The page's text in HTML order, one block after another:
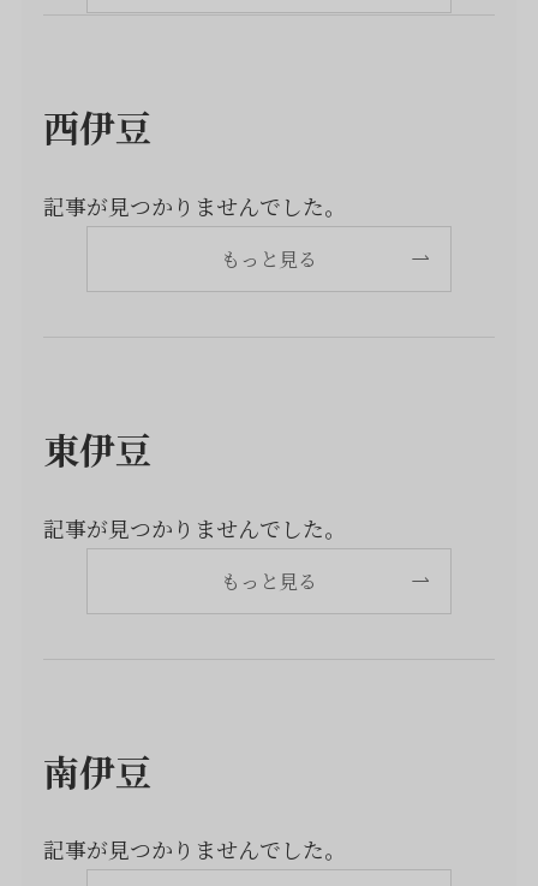
西伊豆
記事が見つかりませんでした。
もっと見る
東伊豆
記事が見つかりませんでした。
もっと見る
南伊豆
記事が見つかりませんでした。